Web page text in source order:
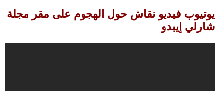
يوتيوب فيديو نقاش حول الهجوم على مقر مجلة
شارلي إيبدو